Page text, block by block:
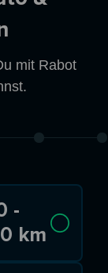
mit Rabot
-
km